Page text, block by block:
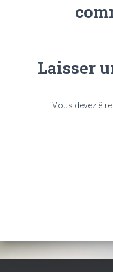
Laisser
Vous devez être